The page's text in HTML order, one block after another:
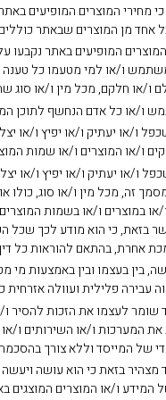
כי מחירי המוצרים המופיעים
אחד מן המוצרים שבאתר
המוצרים המופיעים באתר
ו/או למי מטעמו כל טענה
ו/או חלקם, מכל מין ו/או סוג
ו/או יעתיק ו/או יפיץ ו/או
ו/או המוצרים ו/או שמות
ו/או יעתיק ו/או יפיץ ו/או
זה, מכל מין ו/או סוג,
במוצרים ו/או בשמות
בזאת, כי הוא מודע לכך שכל
אחרת, בהתאם להוראות כל
בין בעצמו ובין באמצעות מי
עבירה פלילית ועוולה
שומר לעצמו את הזכות
את המערכות ו/או השירותים ו/
של המייסד וללא צורך
מצהיר בזאת כי הוא עושה
ו/או המוצרים המוצגים